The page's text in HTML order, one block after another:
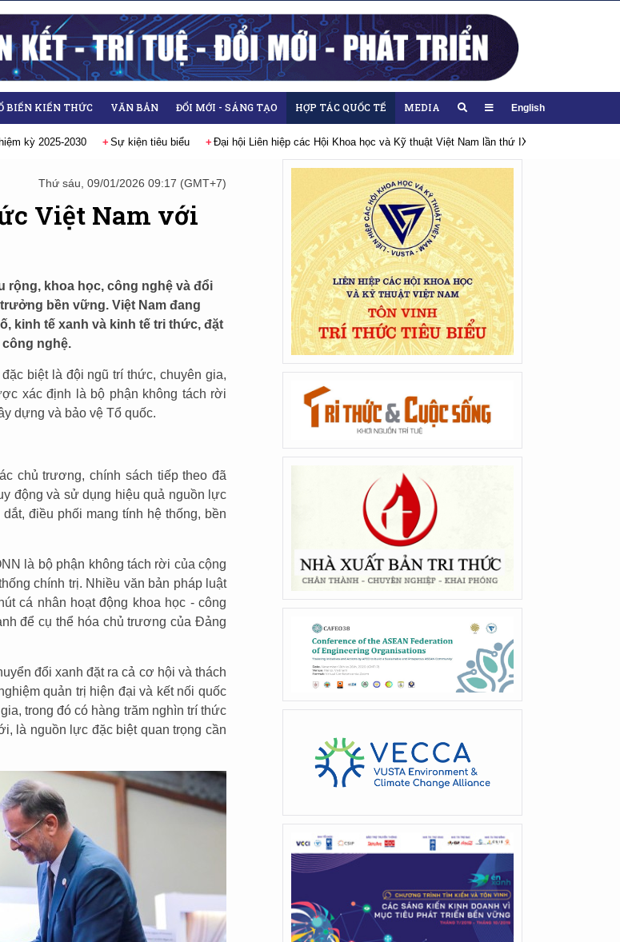
BIẾN KIẾN THỨC VĂN BẢN ĐỔI MỚI - SÁNG TẠO HỢP TÁC QUỐC TẾ MEDIA English
Liên hiệp các Hội Khoa học và Kỹ thuật Việt Nam lần thứ IX, nhiệm kỳ 2026-2031 Hướng tới Đại hội lần thứ XIV của Đảng
Thứ sáu, 09/01/2026 09:17 (GMT+7)
Việt Nam với
rộng, khoa học, công nghệ và đổi
bền vững. Việt Nam đang
kinh tế xanh và kinh tế tri thức, đặt
nghệ.
biệt là đội ngũ trí thức, chuyên gia,
xác định là bộ phận không tách rời
dựng và bảo vệ Tổ quốc.
chủ trương, chính sách tiếp theo đã
động và sử dụng hiệu quả nguồn lực
điều phối mang tính hệ thống, bền
là bộ phận không tách rời của cộng
chính trị. Nhiều văn bản pháp luật
cá nhân hoạt động khoa học - công
để cụ thể hóa chủ trương của Đảng
đổi xanh đặt ra cả cơ hội và thách
quản trị hiện đại và kết nối quốc
trong đó có hàng trăm nghìn trí thức
là nguồn lực đặc biệt quan trọng cần